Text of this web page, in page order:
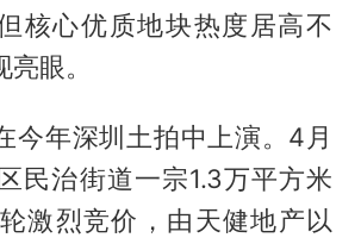
核心优质地块热度居高不
眼。
今年深圳土拍中上演。4月
民治街道一宗1.3万平方米
激烈竞价，由天健地产以